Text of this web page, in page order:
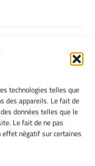
technologies telles que
des appareils. Le fait de
données telles que le
Le fait de ne pas
négatif sur certaines